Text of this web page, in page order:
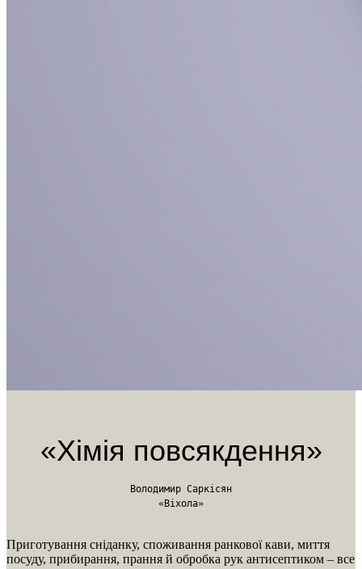
«Хімія повсякдення»
Володимир Саркісян
«Віхола»
Приготування сніданку, споживання ранкової кави, миття
посуду, прибирання, прання й обробка рук антисептиком – все